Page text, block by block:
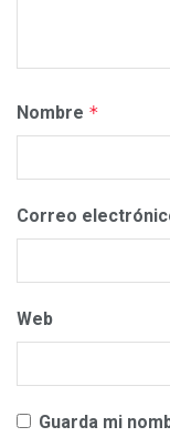
Nombre *
Correo
Web
Guarda mi